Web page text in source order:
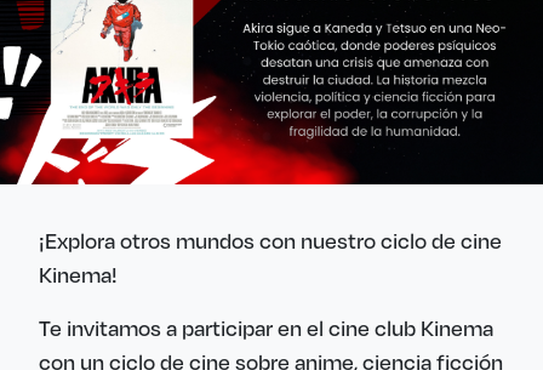
¡Explora otros mundos con nuestro ciclo de cine
Kinema!
Te invitamos a participar en el cine club Kinema
con un ciclo de cine sobre anime, ciencia ficción